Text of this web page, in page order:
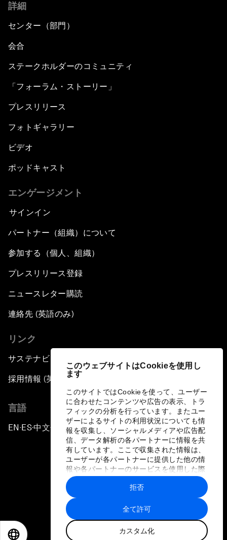
このウェブサイトはCookieを使用し
ます
このサイトではCookieを使って、ユーザー
に合わせたコンテンツや広告の表示、トラ
フィックの分析を行っています。またユー
ザーによるサイトの利用状況についても情
報を収集し、ソーシャルメディアや広告配
信、データ解析の各パートナーに情報を共
有しています。ここで収集された情報は、
ユーザーが各パートナーに提供した他の情
報や各パートナーのサービスを使用した際
に収集された情報と組み合わされ、各パー
トナーによって使用されることがありま
す。
全て許可
カスタム化
拒否
詳細
センター（部門）
会合
ステークホルダーのコミュニティ
「フォーラム・ストーリー」
プレスリリース
フォトギャラリー
ビデオ
ポッドキャスト
エンゲージメント
サインイン
パートナー（組織）について
参加する（個人、組織）
プレスリリース登録
ニュースレター購読
連絡先 (英語のみ)
リンク
サステナビリティへの取り組み
採用情報 (英語のみ)
言語
EN ▪ ES▪中文▪ 日本語
プライバシーポリシーと利用規約
サイトマップ
©
世界経済フォーラム